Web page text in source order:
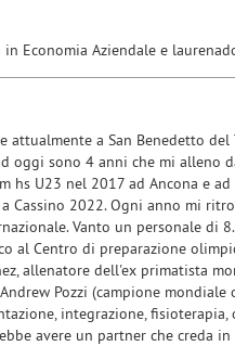
Economia Aziendale e
a San Benedetto
oggi sono 4 anni che mi alleno
hs U23 nel 2017 ad Ancona e
2022. Ogni anno mi
Vanto un personale di
al Centro di preparazione
allenatore dell'ex primatista
Pozzi (campione
integrazione,
avere un partner che creda